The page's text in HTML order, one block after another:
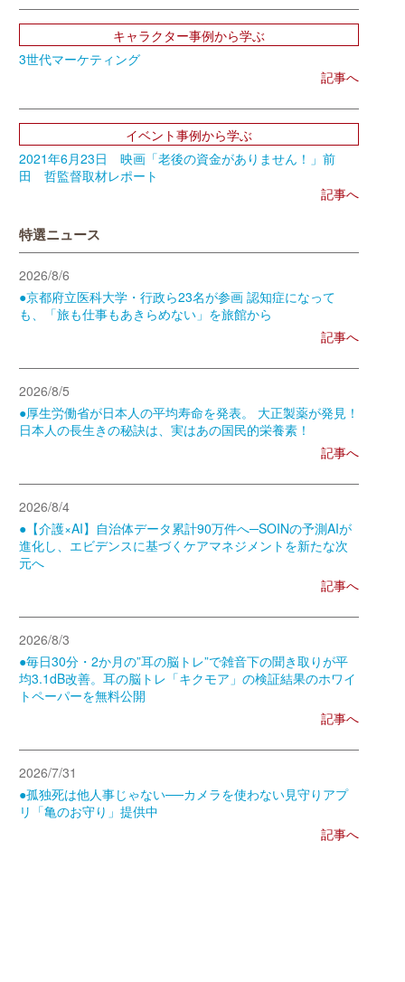
キャラクター事例から学ぶ
3世代マーケティング
記事へ
イベント事例から学ぶ
2021年6月23日 映画「老後の資金がありません！」前
田 哲監督取材レポート
記事へ
特選ニュース
2026/8/6
●京都府立医科大学・行政ら23名が参画 認知症になって
も、「旅も仕事もあきらめない」を旅館から
記事へ
2026/8/5
●厚生労働省が日本人の平均寿命を発表。 大正製薬が発見！
日本人の長生きの秘訣は、実はあの国民的栄養素！
記事へ
2026/8/4
●【介護×AI】自治体データ累計90万件へ─SOINの予測AIが
進化し、エビデンスに基づくケアマネジメントを新たな次
元へ
記事へ
2026/8/3
●毎日30分・2か月の”耳の脳トレ”で雑音下の聞き取りが平
均3.1dB改善。耳の脳トレ「キクモア」の検証結果のホワイ
トペーパーを無料公開
記事へ
2026/7/31
●孤独死は他人事じゃない──カメラを使わない見守りアプ
リ「亀のお守り」提供中
記事へ